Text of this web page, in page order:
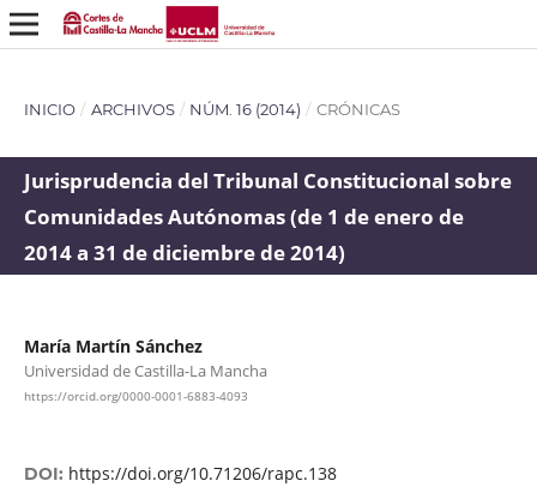
INICIO / ARCHIVOS / NÚM. 16 (2014) / CRÓNICAS
Jurisprudencia del Tribunal Constitucional sobre
Comunidades Autónomas (de 1 de enero de
2014 a 31 de diciembre de 2014)
María Martín Sánchez
Universidad de Castilla-La Mancha
https://orcid.org/0000-0001-6883-4093
DOI: https://doi.org/10.71206/rapc.138